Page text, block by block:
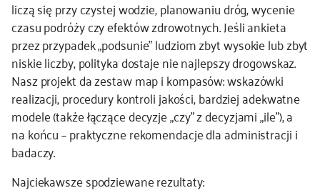
liczą się przy czystej wodzie, planowaniu dróg, wycenie
czasu podróży czy efektów zdrowotnych. Jeśli ankieta
przez przypadek „podsunie” ludziom zbyt wysokie lub zbyt
niskie liczby, polityka dostaje nie najlepszy drogowskaz.
Nasz projekt da zestaw map i kompasów: wskazówki
realizacji, procedury kontroli jakości, bardziej adekwatne
modele (także łączące decyzje „czy” z decyzjami „ile”), a
na końcu – praktyczne rekomendacje dla administracji i
badaczy.
Najciekawsze spodziewane rezultaty: